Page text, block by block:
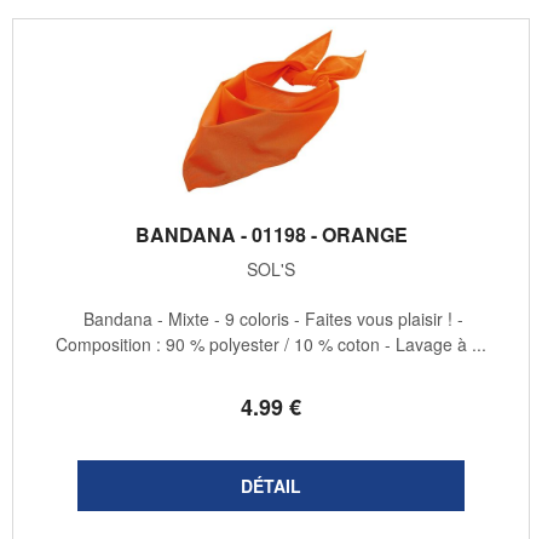
BANDANA - 01198 - ORANGE
SOL'S
4.99€
Bandana - Mixte - 9 coloris - Faites vous plaisir ! -
Composition : 90 % polyester / 10 % coton - Lavage à ...